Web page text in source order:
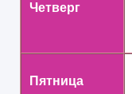
Четверг
Пятница